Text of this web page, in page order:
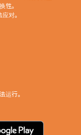
性。
对。
运行。